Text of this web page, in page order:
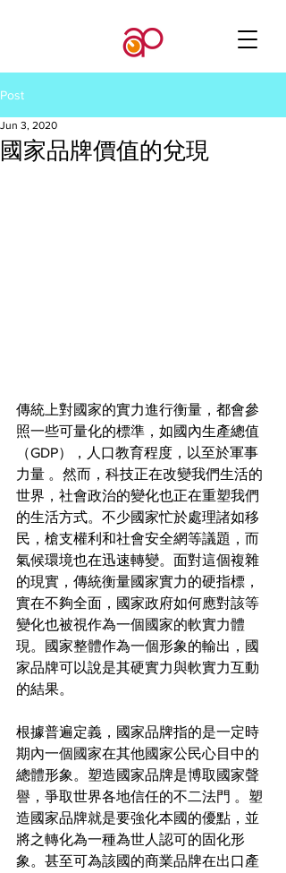
Post
國家品牌價值的兌現
Jun 3, 2020
傳統上對國家的實力進行衡量，都會參
照一些可量化的標準，如國內生產總值
（GDP），人口教育程度，以至於軍事
力量 。然而，科技正在改變我們生活的
世界，社會政治的變化也正在重塑我們
的生活方式。不少國家忙於處理諸如移
民，槍支權利和社會安全網等議題，而
氣候環境也在迅速轉變。面對這個複雜
的現實，傳統衡量國家實力的硬指標，
實在不夠全面，國家政府如何應對該等
變化也被視作為一個國家的軟實力體
現。國家整體作為一個形象的輸出，國
家品牌可以說是其硬實力與軟實力互動
的結果。
根據普遍定義，國家品牌指的是一定時
期內一個國家在其他國家公民心目中的
總體形象。塑造國家品牌是博取國家聲
譽，爭取世界各地信任的不二法門 。塑
造國家品牌就是要強化本國的優點，並
將之轉化為一種為世人認可的固化形
象。甚至可為該國的商業品牌在出口產